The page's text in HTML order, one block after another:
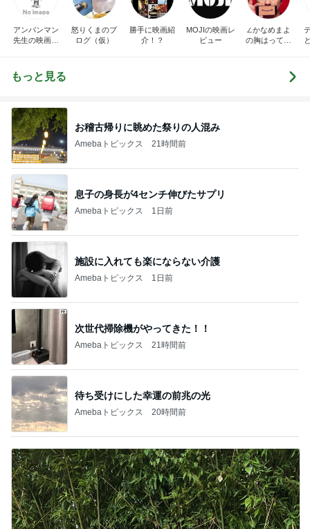
アンパンマン
先生の映画講
怒りくまのブ
ログ（仮）
勝手に映画紹
介！？
MOJIの映画レ
ビュー
∠かなめまよ
の胸はって行
もっと見る
お稽古帰りに眺めた祭りの人混み
Amebaトピックス 21時間前
息子の身長が4センチ伸びたサプリ
Amebaトピックス 1日前
施設に入れても楽にならない介護
Amebaトピックス 1日前
次世代掃除機がやってきた！！
Amebaトピックス 21時間前
待ち受けにした幸運の前兆の光
Amebaトピックス 20時間前